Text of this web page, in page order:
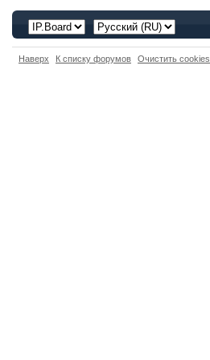
Наверх К списку форумов Очистить cookies